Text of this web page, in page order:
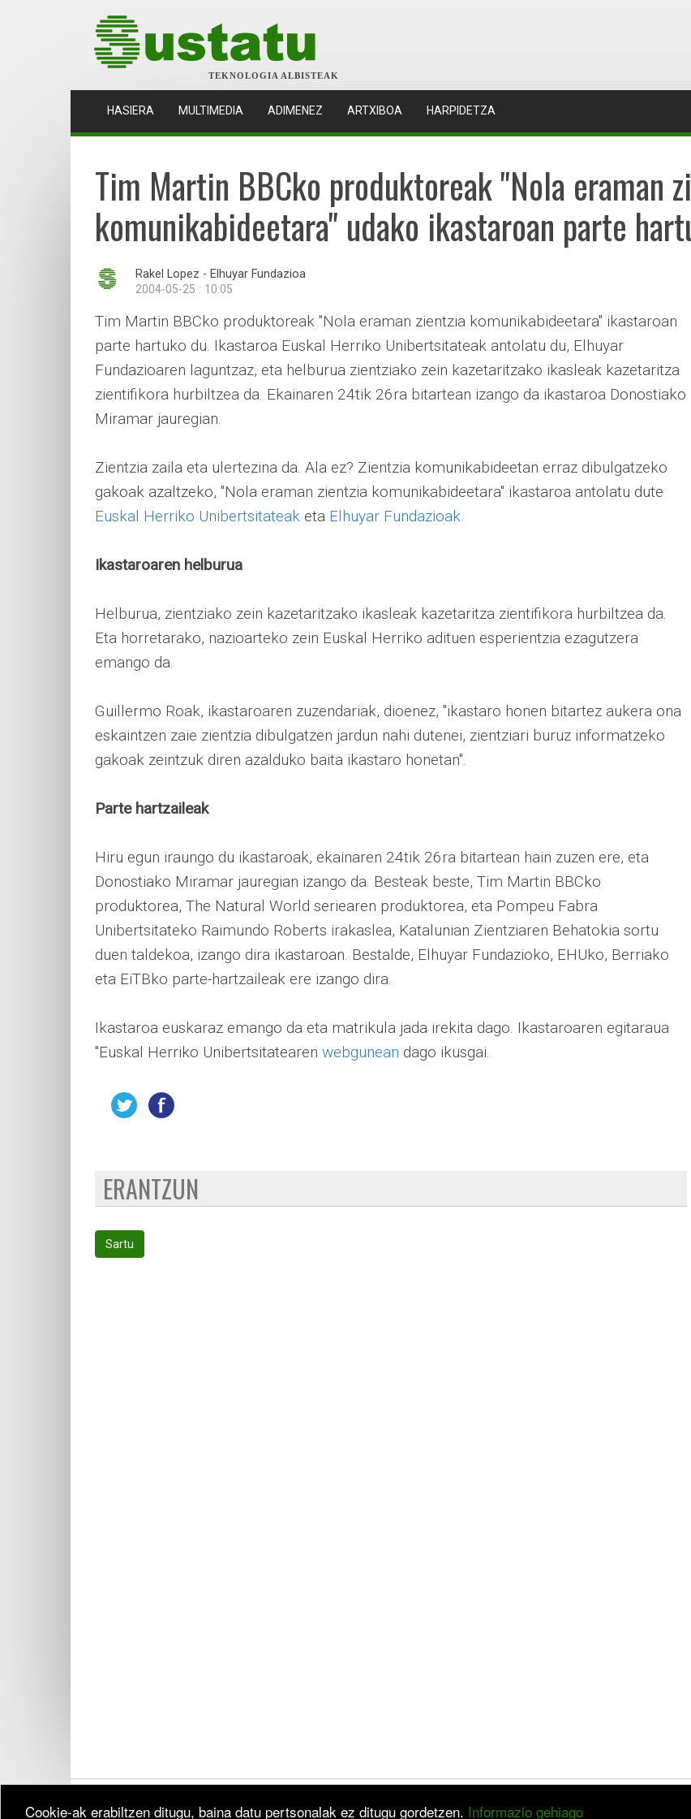
Cookie-ak erabiltzen ditugu, baina datu pertsonalak ez ditugu gordetzen. Informazio gehiago
TEKNOLOGIA ALBISTEAK
HASIERA (CURRENT)
MULTIMEDIA ADIMENEZ ARTXIBOA HARPIDETZA
Tim Martin BBCko produktoreak "Nola eraman
komunikabideetara" udako ikastaroan parte
Rakel Lopez - Elhuyar Fundazioa
2004-05-25 : 10:05
Tim Martin BBCko produktoreak "Nola eraman zientzia komunikabideetara" ikastaroan
parte hartuko du. Ikastaroa Euskal Herriko Unibertsitateak antolatu du, Elhuyar
Fundazioaren laguntzaz, eta helburua zientziako zein kazetaritzako ikasleak kazetaritza
zientifikora hurbiltzea da. Ekainaren 24tik 26ra bitartean izango da ikastaroa Donostiako
Miramar jauregian.
Zientzia zaila eta ulertezina da. Ala ez? Zientzia komunikabideetan erraz dibulgatzeko
gakoak azaltzeko, "Nola eraman zientzia komunikabideetara" ikastaroa antolatu dute
Euskal Herriko Unibertsitateak eta Elhuyar Fundazioak.
Ikastaroaren helburua
Helburua, zientziako zein kazetaritzako ikasleak kazetaritza zientifikora hurbiltzea da.
Eta horretarako, nazioarteko zein Euskal Herriko adituen esperientzia ezagutzera
emango da.
Guillermo Roak, ikastaroaren zuzendariak, dioenez, "ikastaro honen bitartez aukera ona
eskaintzen zaie zientzia dibulgatzen jardun nahi dutenei, zientziari buruz informatzeko
gakoak zeintzuk diren azalduko baita ikastaro honetan".
Parte hartzaileak
Hiru egun iraungo du ikastaroak, ekainaren 24tik 26ra bitartean hain zuzen ere, eta
Donostiako Miramar jauregian izango da. Besteak beste, Tim Martin BBCko
produktorea, The Natural World seriearen produktorea, eta Pompeu Fabra
Unibertsitateko Raimundo Roberts irakaslea, Katalunian Zientziaren Behatokia sortu
duen taldekoa, izango dira ikastaroan. Bestalde, Elhuyar Fundazioko, EHUko, Berriako
eta EiTBko parte-hartzaileak ere izango dira.
Ikastaroa euskaraz emango da eta matrikula jada irekita dago. Ikastaroaren egitaraua
"Euskal Herriko Unibertsitatearen webgunean dago ikusgai.
ERANTZUN
Sartu